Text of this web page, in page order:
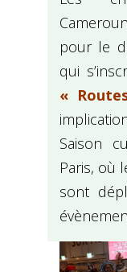
pour le
qui
«
Saison
Paris, où
sont